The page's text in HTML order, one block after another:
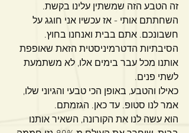
זה הטבע הזה שמשתין עלינו בקשת.
השחתתם אותי - אז עכשיו אני חוגג על
חשבונכם. אתם בבית ואנחנו בחוץ.
הסיבתיות הדטרמיניסטית הזאת שאופפת
אותנו מכל עבר בימים אלו, לא משתמעת
לשתי פנים.
כאילו והטבע, באופן הכי טבעי והגיוני שלו,
אמר לנו סטופ. עד כאן. הגזמתם.
הוא עשה לנו את הקורונה, השאיר אותנו